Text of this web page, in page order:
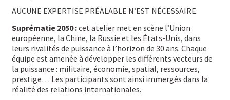
AUCUNE EXPERTISE PRÉALABLE N’EST NÉCESSAIRE.
Suprématie 2050 :cet atelier met en scène l’Union
européenne, la Chine, la Russie et les États-Unis, dans
leurs rivalités de puissance à l’horizon de 30 ans. Chaque
équipe est amenée à développer les différents vecteurs de
la puissance : militaire, économie, spatial, ressources,
prestige… Les participants sont ainsi immergés dans la
réalité des relations internationales.